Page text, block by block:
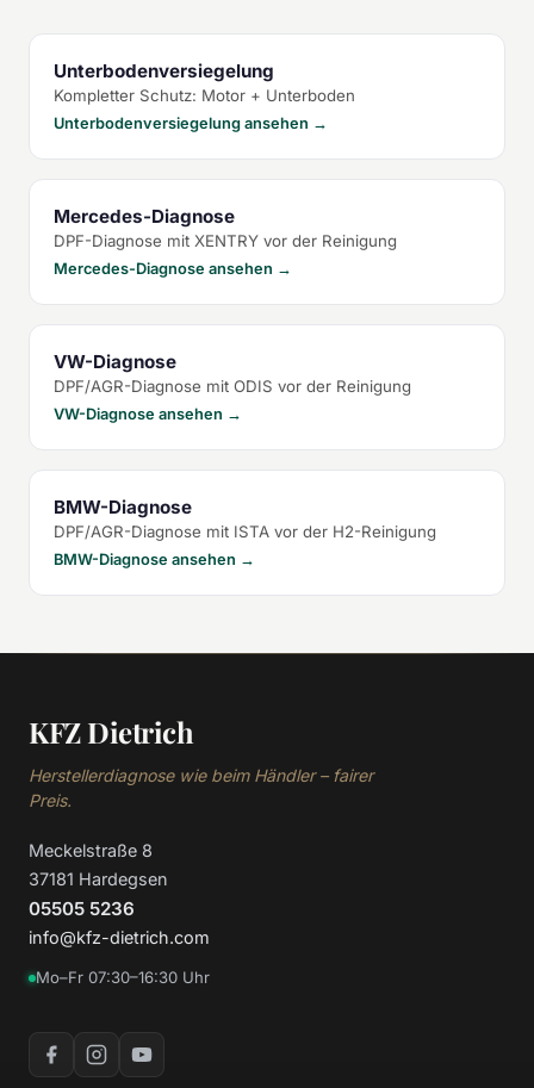
Unterbodenversiegelung
Kompletter Schutz: Motor + Unterboden
Unterbodenversiegelung ansehen →
Mercedes-Diagnose
DPF-Diagnose mit XENTRY vor der Reinigung
Mercedes-Diagnose ansehen →
VW-Diagnose
DPF/AGR-Diagnose mit ODIS vor der Reinigung
VW-Diagnose ansehen →
BMW-Diagnose
DPF/AGR-Diagnose mit ISTA vor der H2-Reinigung
BMW-Diagnose ansehen →
KFZ Dietrich
Herstellerdiagnose wie beim Händler – fairer
Preis.
Meckelstraße 8
37181 Hardegsen
05505 5236
info@kfz-dietrich.com
Mo–Fr 07:30–16:30 Uhr